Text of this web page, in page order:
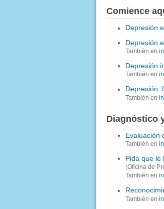
Comience
Depresión
Depresión
También en
Depresión
También en
Depresión:
También en
Diagnóstico
Evaluación
También en
Pida que le
(Oficina de
También en
También en